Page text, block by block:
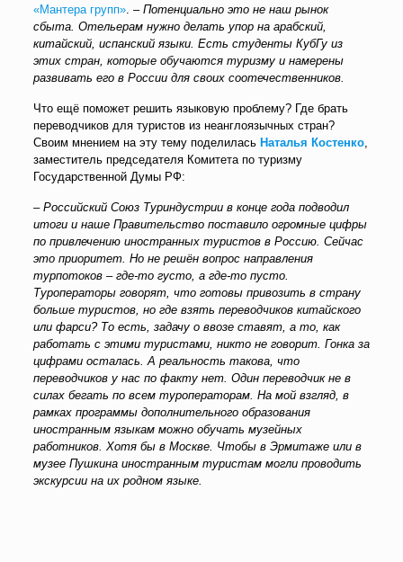
«Мантера групп». – Потенциально это не наш рынок
сбыта. Отельерам нужно делать упор на арабский,
китайский, испанский языки. Есть студенты КубГу из
этих стран, которые обучаются туризму и намерены
развивать его в России для своих соотечественников.
Что ещё поможет решить языковую проблему? Где брать
переводчиков для туристов из неанглоязычных стран?
Своим мнением на эту тему поделилась Наталья Костенко,
заместитель председателя Комитета по туризму
Государственной Думы РФ:
–Российский Союз Туриндустрии в конце года подводил
итоги и наше Правительство поставило огромные цифры
по привлечению иностранных туристов в Россию. Сейчас
это приоритет. Но не решён вопрос направления
турпотоков – где-то густо, а где-то пусто.
Туроператоры говорят, что готовы привозить в страну
больше туристов, но где взять переводчиков китайского
или фарси? То есть, задачу о ввозе ставят, а то, как
работать с этими туристами, никто не говорит. Гонка за
цифрами осталась. А реальность такова, что
переводчиков у нас по факту нет. Один переводчик не в
силах бегать по всем туроператорам. На мой взгляд, в
рамках программы дополнительного образования
иностранным языкам можно обучать музейных
работников. Хотя бы в Москве. Чтобы в Эрмитаже или в
музее Пушкина иностранным туристам могли проводить
экскурсии на их родном языке.